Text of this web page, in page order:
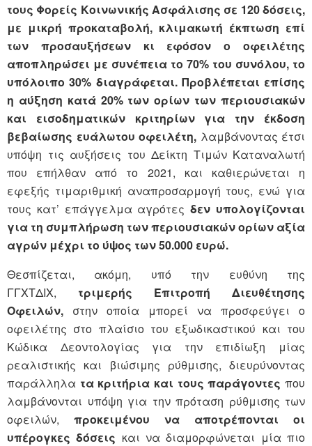
τους Φορείς Κοινωνικής Ασφάλισης σε 120 δόσεις,
με μικρή προκαταβολή, κλιμακωτή έκπτωση επί
των προσαυξήσεων κι
εφόσον ο οφειλέτης
αποπληρώσει με συνέπεια το 70% του συνόλου, το
υπόλοιπο 30% διαγράφεται. Προβλέπεται επίσης
η αύξηση κατά 20% των ορίων των περιουσιακών
και εισοδηματικών κριτηρίων για την έκδοση
βεβαίωσης ευάλωτου οφειλέτη, λαμβάνοντας έτσι
υπόψη τις αυξήσεις του Δείκτη Τιμών Καταναλωτή
που επήλθαν από το 2021, και καθιερώνεται η
εφεξής τιμαριθμική αναπροσαρμογή τους, ενώ για
τους κατ’ επάγγελμα αγρότεςδεν υπολογίζονται
για τη συμπλήρωση των περιουσιακών ορίων αξία
αγρών μέχρι το ύψος των 50.000 ευρώ.
Θεσπίζεται, ακόμη, υπό την ευθύνη της
ΓΓΧΤΔΙΧ, τριμερής Επιτροπή Διευθέτησης
Οφειλών, στην οποία μπορεί να προσφεύγει ο
οφειλέτης στο πλαίσιο του εξωδικαστικού και του
Κώδικα Δεοντολογίας για την επιδίωξη μίας
ρεαλιστικής και βιώσιμης ρύθμισης, διευρύνοντας
παράλληλα τα κριτήρια και τους παράγοντες που
λαμβάνονται υπόψη για την πρόταση ρύθμισης των
οφειλών, προκειμένου να αποτρέπονται οι
υπέρογκες δόσεις και να διαμορφώνεται μία πιο